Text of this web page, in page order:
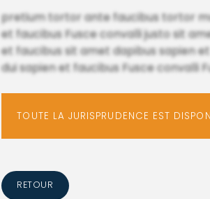
pretium tortor ante faucibus tortor
et faucibus Fusce convalli justo sit
et faucibus sit amet dapibus sapien
dui sapien et faucibus Fusce convalli
TOUTE LA JURISPRUDENCE EST
RETOUR